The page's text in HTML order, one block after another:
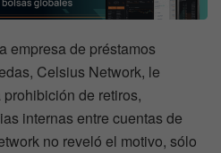
empresa de préstamos
Celsius Network, le
de retiros,
internas entre cuentas de
no reveló el motivo, sólo